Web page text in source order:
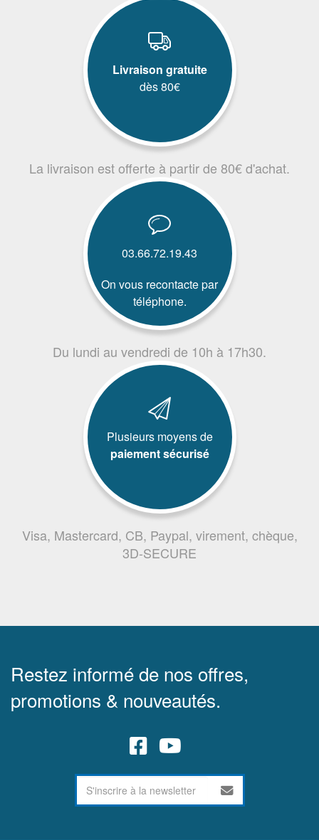
Livraison gratuite
dès 80€
La livraison est offerte à partir de 80€ d'achat.
03.66.72.19.43
On vous recontacte par
téléphone.
Du lundi au vendredi de 10h à 17h30.
Plusieurs moyens de
paiement sécurisé
Visa, Mastercard, CB, Paypal, virement, chèque,
3D-SECURE
Restez informé de nos offres,
promotions & nouveautés.